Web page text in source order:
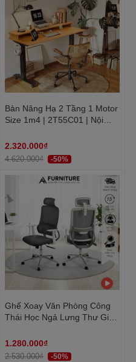
Bàn Nâng Hạ 2 Tầng 1 Motor
Size 1m4 | 2T55C01 | Nội
2.320.000₫
4.620.000₫ -50%
Ghế Xoay Văn Phòng Công
Thái Học Ngả Lưng Thư Giãn
| AH03 | Nội Thất Anh Hoàng
1.280.000₫
2.530.000₫ -50%